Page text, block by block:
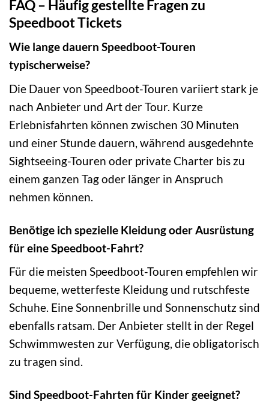
FAQ – Häufig gestellte Fragen zu
Speedboot Tickets
Wie lange dauern Speedboot-Touren
typischerweise?
Die Dauer von Speedboot-Touren variiert stark je
nach Anbieter und Art der Tour. Kurze
Erlebnisfahrten können zwischen 30 Minuten
und einer Stunde dauern, während ausgedehnte
Sightseeing-Touren oder private Charter bis zu
einem ganzen Tag oder länger in Anspruch
nehmen können.
Benötige ich spezielle Kleidung oder Ausrüstung
für eine Speedboot-Fahrt?
Für die meisten Speedboot-Touren empfehlen wir
bequeme, wetterfeste Kleidung und rutschfeste
Schuhe. Eine Sonnenbrille und Sonnenschutz sind
ebenfalls ratsam. Der Anbieter stellt in der Regel
Schwimmwesten zur Verfügung, die obligatorisch
zu tragen sind.
Sind Speedboot-Fahrten für Kinder geeignet?